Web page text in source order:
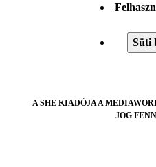
Süti
A SHE KIADÓJA A
JOG